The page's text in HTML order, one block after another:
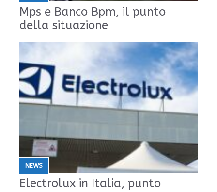
Mps e Banco Bpm, il punto
della situazione
NEWS
Electrolux in Italia, punto